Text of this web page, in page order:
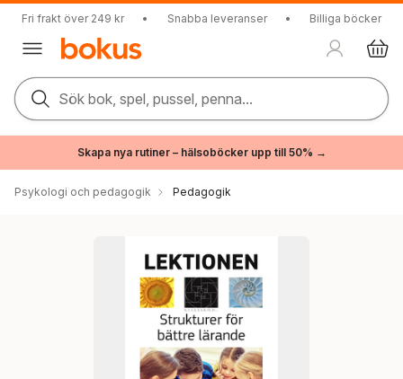
Fri frakt över 249 kr • Snabba leveranser • Billiga böcker
Sök bok, spel, pussel, penna...
Skapa nya rutiner – hälsoböcker upp till 50% →
Psykologi och pedagogik Pedagogik